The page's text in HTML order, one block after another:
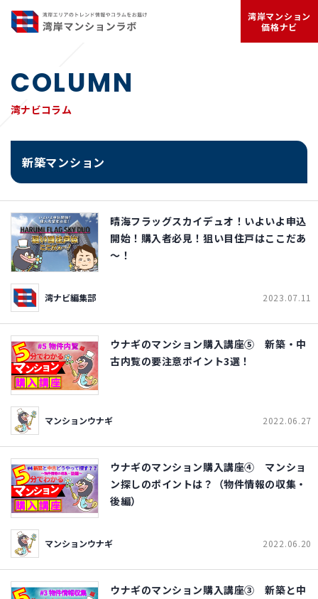
湾岸マンション
価格ナビ
COLUMN
湾ナビコラム
新築マンション
晴海フラッグスカイデュオ！いよいよ申込
開始！購入者必見！狙い目住戸はここだあ
～！
湾ナビ編集部 2023.07.11
ウナギのマンション購入講座⑤ 新築・中
古内覧の要注意ポイント3選！
マンションウナギ 2022.06.27
ウナギのマンション購入講座④ マンショ
ン探しのポイントは？（物件情報の収集・
後編）
マンションウナギ 2022.06.20
ウナギのマンション購入講座③ 新築と中